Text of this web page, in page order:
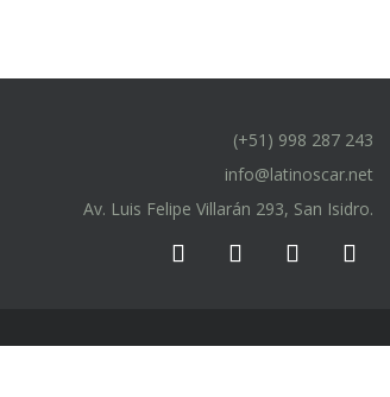
(+51) 998 287 243
info@latinoscar.net
Av. Luis Felipe Villarán 293, San Isidro.